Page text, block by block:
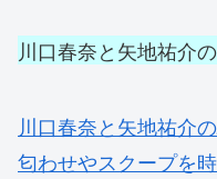
川口春奈と矢地祐介
川口春奈と矢地祐介
匂わせやスクープを